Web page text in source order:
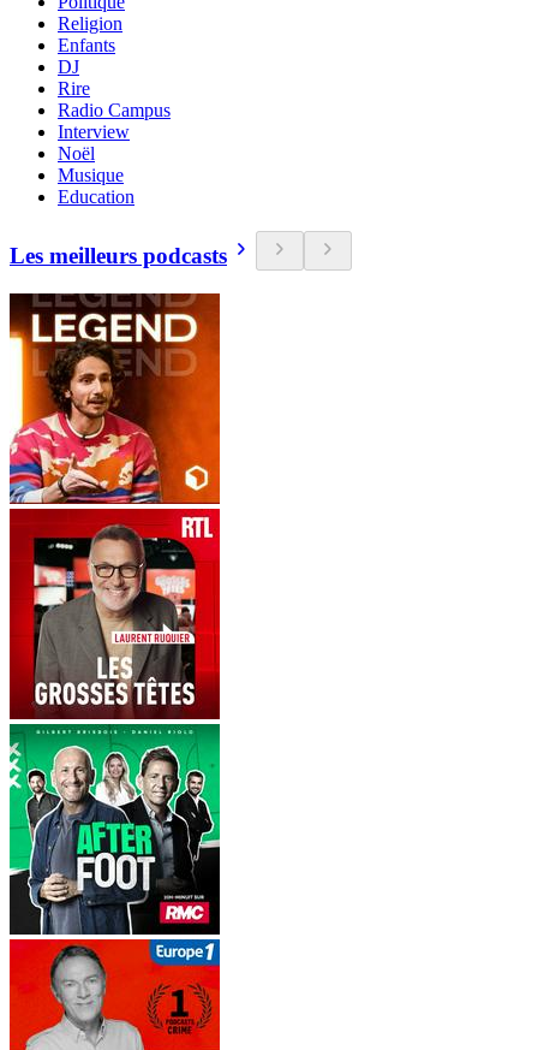
Religion
Enfants
DJ
Rire
Radio Campus
Interview
Noël
Musique
Education
Les meilleurs podcasts